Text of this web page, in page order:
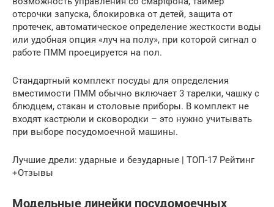
отсрочки запуска, блокировка от детей, защита от
протечек, автоматическое определение жесткости воды
или удобная опция «луч на полу», при которой сигнал о
работе ПММ проецируется на пол.
Стандартный комплект посуды для определения
вместимости ПММ обычно включает 3 тарелки, чашку с
блюдцем, стакан и столовые приборы. В комплект не
входят кастрюли и сковородки – это нужно учитывать
при выборе посудомоечной машины.
Лучшие дрели: ударные и безударные | ТОП-17 Рейтинг
+Отзывы
Модельные линейки посудомоечных